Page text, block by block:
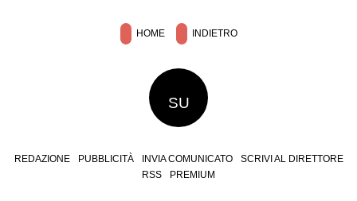
HOME INDIETRO
SU
REDAZIONE PUBBLICITÀ INVIA COMUNICATO
SCRIVI AL DIRETTORE
RSS
PREMIUM